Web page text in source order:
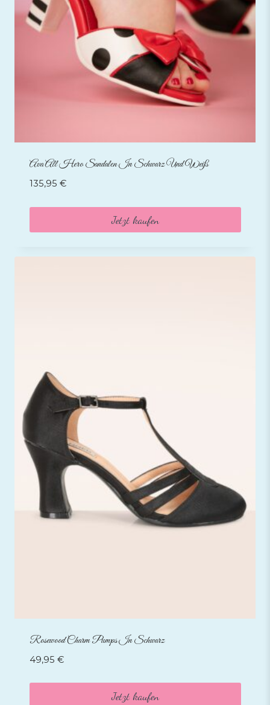
Ava All Hero Sandalen In Schwarz Und Weiß
135,95 €
Jetzt kaufen
Rosewood Charm Pumps In Schwarz
49,95 €
Jetzt kaufen